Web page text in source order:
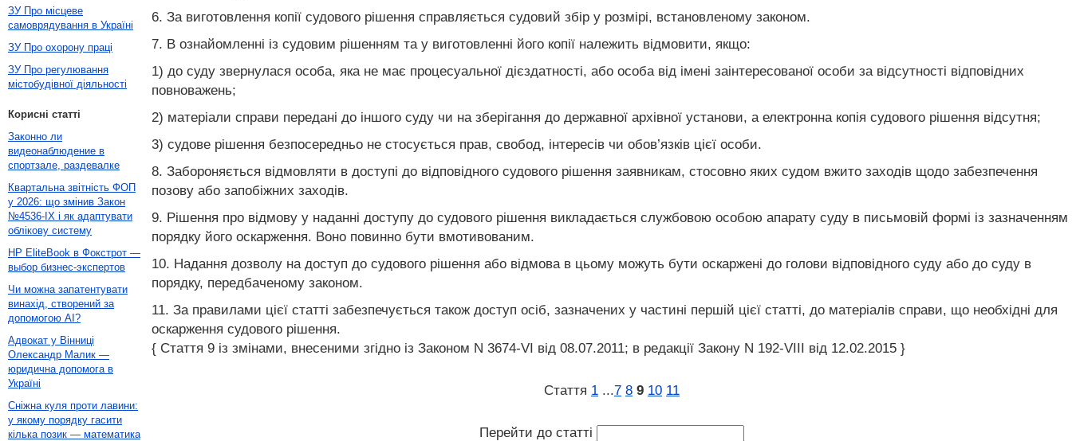
6. За виготовлення копії судового рішення справляється судовий збір у розмірі, встановленому законом.
7. В ознайомленні із судовим рішенням та у виготовленні його копії належить відмовити, якщо:
1) до суду звернулася особа, яка не має процесуальної дієздатності, або особа від імені заінтересованої особи за відсутності відповідних
повноважень;
2) матеріали справи передані до іншого суду чи на зберігання до державної архівної установи, а електронна копія судового рішення відсутня;
3) судове рішення безпосередньо не стосується прав, свобод, інтересів чи обов’язків цієї особи.
8. Забороняється відмовляти в доступі до відповідного судового рішення заявникам, стосовно яких судом вжито заходів щодо забезпечення
позову або запобіжних заходів.
9. Рішення про відмову у наданні доступу до судового рішення викладається службовою особою апарату суду в письмовій формі із зазначенням
порядку його оскарження. Воно повинно бути вмотивованим.
10. Надання дозволу на доступ до судового рішення або відмова в цьому можуть бути оскаржені до голови відповідного суду або до суду в
порядку, передбаченому законом.
11. За правилами цієї статті забезпечується також доступ осіб, зазначених у частині першій цієї статті, до матеріалів справи, що необхідні для
оскарження судового рішення.
{ Стаття 9 із змінами, внесеними згідно із Законом N 3674-VI від 08.07.2011; в редакції Закону N 192-VIII від 12.02.2015 }
Стаття 1 ...7 8 9 10 11
Перейти до статті
ЗУ Про місцеве
самоврядування в Україні
ЗУ Про охорону праці
ЗУ Про регулювання
містобудівної діяльності
Корисні статті
Законно ли
видеонаблюдение в
спортзале, раздевалке
Квартальна звітність ФОП
у 2026: що змінив Закон
№4536-IX і як адаптувати
облікову систему
HP EliteBook в Фокстрот —
выбор бизнес-экспертов
Чи можна запатентувати
винахід, створений за
допомогою AI?
Адвокат у Вінниці
Олександр Малик —
юридична допомога в
Україні
Сніжна куля проти лавини:
у якому порядку гасити
кілька позик — математика